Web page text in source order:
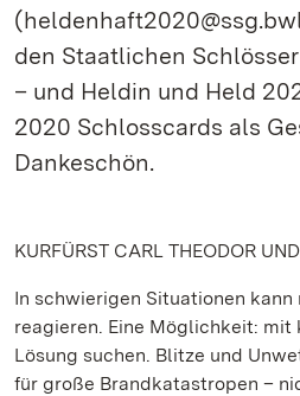
den Staatlichen
– und Heldin und Held
2020 Schlosscards als
Dankeschön.
KURFÜRST CARL THEODOR
In schwierigen Situationen
reagieren. Eine Möglichkeit: mit
Lösung suchen. Blitze und
für große Brandkatastropen –